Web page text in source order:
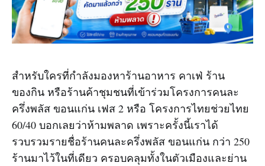
สำหรับใครที่กำลังมองหาร้านอาหาร คาเฟ่ ร้าน
ของกิน หรือร้านค้าชุมชนที่เข้าร่วมโครงการคนละ
ครึ่งพลัส ขอนแก่น เฟส 2 หรือ โครงการไทยช่วยไทย
60/40 บอกเลยว่าห้ามพลาด เพราะครั้งนี้เราได้
รวบรวมรายชื่อร้านคนละครึ่งพลัส ขอนแก่น กว่า 250
ร้านมาไว้ในที่เดียว ครอบคลุมทั้งในตัวเมืองและย่าน